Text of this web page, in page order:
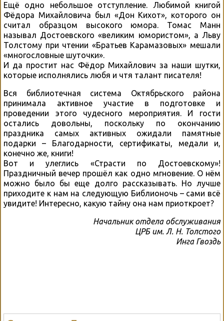
Ещё одно небольшое отступление. Любимой книгой
Фёдора Михайловича был «Дон Кихот», которого он
считал образцом высокого юмора. Томас Манн
называл Достоевского «великим юмористом», а Льву
Толстому при чтении «Братьев Карамазовых» мешали
«многословные шуточки».
И да простит нас Фёдор Михайлович за наши шутки,
которые исполнялись любя и чтя талант писателя!
Вся библиотечная система Октябрьского района
принимала активное участие в подготовке и
проведении этого чудесного мероприятия. И гости
остались довольны, поскольку по окончанию
праздника самых активных ожидали памятные
подарки – Благодарности, сертификаты, медали и,
конечно же, книги!
Вот и улеглись «Страсти по Достоевскому»!
Праздничный вечер прошёл как одно мгновение. О нём
можно было бы еще долго рассказывать. Но лучше
приходите к нам на следующую Библионочь – сами всё
увидите! Интересно, какую тайну она нам приоткроет?
Начальник отдела обслуживания
ЦРБ им. Л. Н. Толстого
Инга Гвоздь